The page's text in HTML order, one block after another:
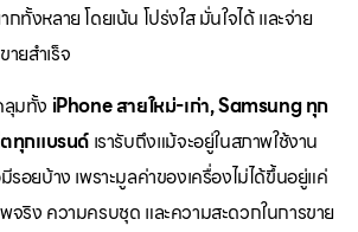
ทั้งหลาย โดยเน้น โปร่งใส มั่นใจได้ และจ่าย
ยสำเร็จ
ลุมทั้ง iPhone สายใหม่-เก่า, Samsung ทุก
ทุกแบรนด์ เรารับถึงแม้จะอยู่ในสภาพใช้งาน
อยบ้าง เพราะมูลค่าของเครื่องไม่ได้ขึ้นอยู่แค่
ริง ความครบชุด และความสะดวกในการขาย